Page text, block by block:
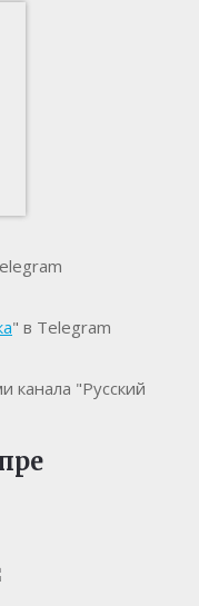
" в Telegram
канала "Русский